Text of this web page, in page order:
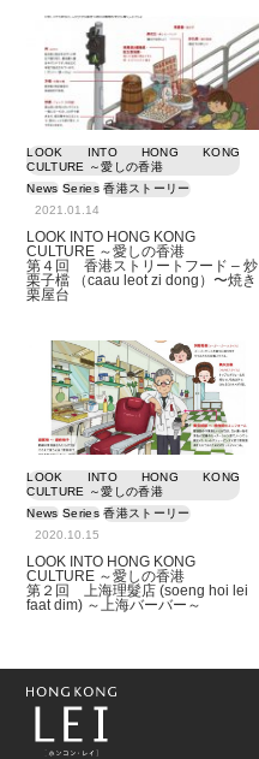
LOOK INTO HONG KONG
CULTURE ～愛しの香港
News Series 香港ストーリー
2021.01.14
LOOK INTO HONG KONG
CULTURE ～愛しの香港
第４回 香港ストリートフード – 炒
栗子檔 （caau leot zi dong）〜焼き
栗屋台
LOOK INTO HONG KONG
CULTURE ～愛しの香港
News Series 香港ストーリー
2020.10.15
LOOK INTO HONG KONG
CULTURE ～愛しの香港
第２回 上海理髮店 (soeng hoi lei
faat dim) ～上海バーバー～